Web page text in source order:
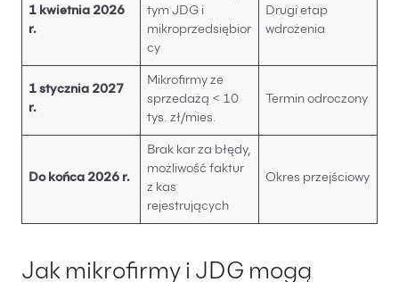
1 kwietnia 2026
r.
tym JDG i
mikroprzedsiębior
cy
Drugi etap
wdrożenia
1 stycznia 2027
r.
Mikrofirmy ze
sprzedażą < 10
tys. zł/mies.
Termin odroczony
Do końca 2026 r.
Brak kar za błędy,
możliwość faktur
z kas
rejestrujących
Okres przejściowy
Jak mikrofirmy i JDG mogą